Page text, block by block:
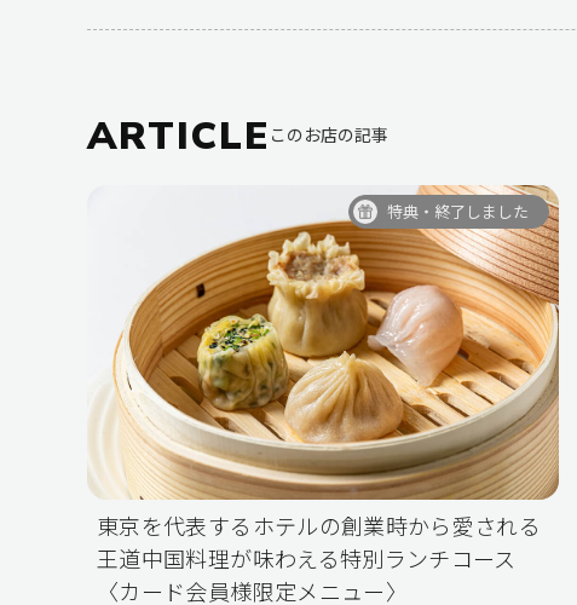
ARTICLE このお店の記事
特典・終了しました
東京を代表するホテルの創業時から愛される
王道中国料理が味わえる特別ランチコース
〈カード会員様限定メニュー〉